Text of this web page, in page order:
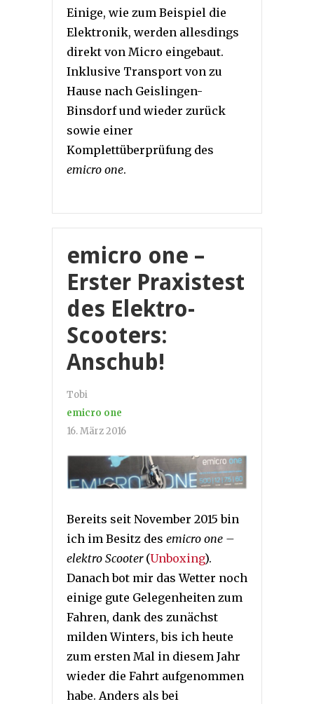
Einige, wie zum Beispiel die
Elektronik, werden allesdings
direkt von Micro eingebaut.
Inklusive Transport von zu
Hause nach Geislingen-
Binsdorf und wieder zurück
sowie einer
Komplettüberprüfung des
emicro one.
emicro one –
Erster Praxistest
des Elektro-
Scooters:
Anschub!
Tobi
emicro one
16. März 2016
Bereits seit November 2015 bin
ich im Besitz des emicro one –
elektro Scooter(Unboxing).
Danach bot mir das Wetter noch
einige gute Gelegenheiten zum
Fahren, dank des zunächst
milden Winters, bis ich heute
zum ersten Mal in diesem Jahr
wieder die Fahrt aufgenommen
habe. Anders als bei